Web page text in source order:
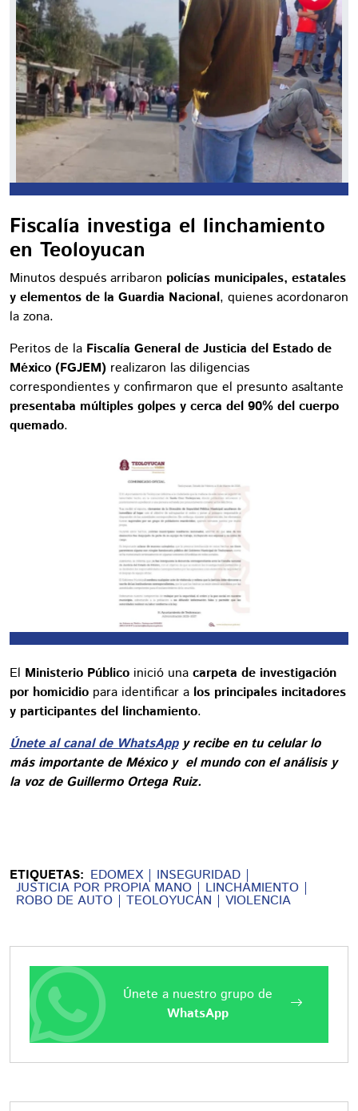
Fiscalía investiga el linchamiento
en Teoloyucan
Minutos después arribaron policías municipales, estatales
y elementos de la Guardia Nacional, quienes acordonaron
la zona.
Peritos de la Fiscalía General de Justicia del Estado de
México (FGJEM) realizaron las diligencias
correspondientes y confirmaron que el presunto asaltante
presentaba múltiples golpes y cerca del 90% del cuerpo
quemado.
El Ministerio Público inició una carpeta de investigación
por homicidio para identificar a los principales incitadores
y participantes del linchamiento.
Únete al canal de WhatsAppy recibe en tu celular lo
más importante de México y el mundo con el análisis y
la voz de Guillermo Ortega Ruiz.
ETIQUETAS: EDOMEX INSEGURIDAD
JUSTICIA POR PROPIA MANO LINCHAMIENTO
ROBO DE AUTO TEOLOYUCAN VIOLENCIA
Únete a nuestro grupo de
WhatsApp